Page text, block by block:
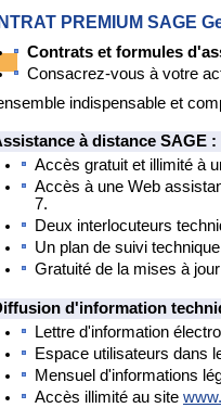
PREMIUM SAGE
Contrats et formules
Consacrez-vous à votre
indispensable et
à distance SAGE :
Accès gratuit et illimité à
Accès à une Web
7.
Deux interlocuteurs
Un plan de suivi
Gratuité de la mises à
d'information
Lettre d'information
Espace utilisateurs dans
Mensuel d'informations
Accès illimité au site